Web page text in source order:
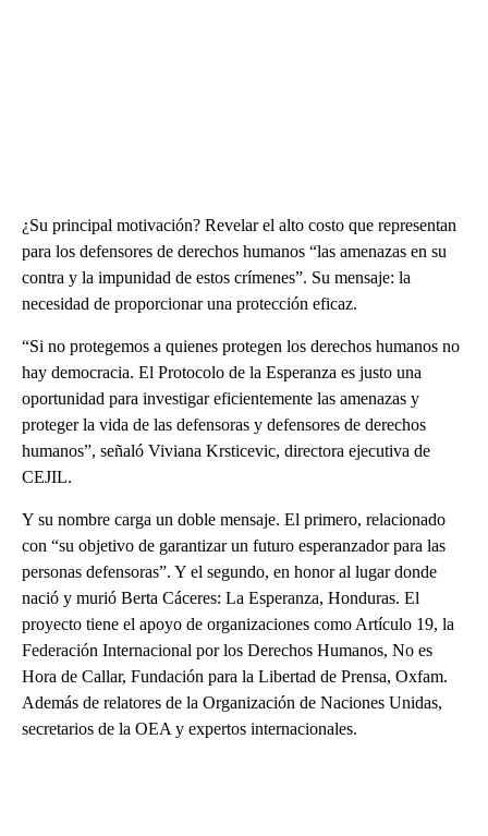
¿Su principal motivación? Revelar el alto costo que representan
para los defensores de derechos humanos “las amenazas en su
contra y la impunidad de estos crímenes”. Su mensaje: la
necesidad de proporcionar una protección eficaz.
“Si no protegemos a quienes protegen los derechos humanos no
hay democracia. El Protocolo de la Esperanza es justo una
oportunidad para investigar eficientemente las amenazas y
proteger la vida de las defensoras y defensores de derechos
humanos”, señaló Viviana Krsticevic, directora ejecutiva de
CEJIL.
Y su nombre carga un doble mensaje. El primero, relacionado
con “su objetivo de garantizar un futuro esperanzador para las
personas defensoras”. Y el segundo, en honor al lugar donde
nació y murió Berta Cáceres: La Esperanza, Honduras. El
proyecto tiene el apoyo de organizaciones como Artículo 19, la
Federación Internacional por los Derechos Humanos, No es
Hora de Callar, Fundación para la Libertad de Prensa, Oxfam.
Además de relatores de la Organización de Naciones Unidas,
secretarios de la OEA y expertos internacionales.